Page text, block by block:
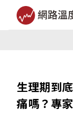
生理期到
痛嗎？專